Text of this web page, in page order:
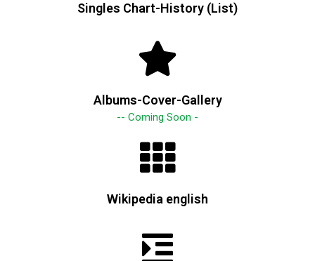
Singles Chart-History (List)
Albums-Cover-Gallery
-- Coming Soon -
Wikipedia english